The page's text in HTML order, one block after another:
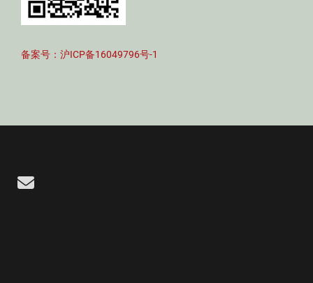
备案号：沪ICP备16049796号-1
Email